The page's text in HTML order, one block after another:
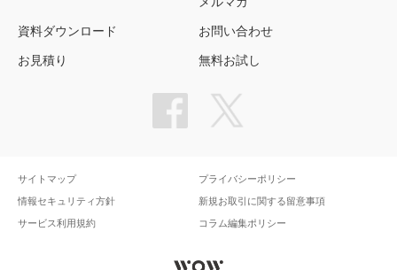
資料ダウンロード お問い合わせ
お見積り 無料お試し
サイトマップ プライバシーポリシー
情報セキュリティ方針 新規お取引に関する留意事項
サービス利用規約 コラム編集ポリシー